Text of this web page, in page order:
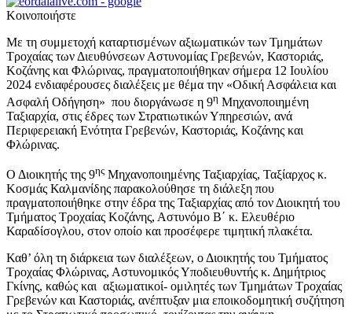
Κοινοποιήστε
Με τη συμμετοχή καταρτισμένων αξιωματικών των Τμημάτων
Τροχαίας των Διευθύνσεων Αστυνομίας Γρεβενών, Καστοριάς,
Κοζάνης και Φλώρινας, πραγματοποιήθηκαν σήμερα 12 Ιουλίου
2024 ενδιαφέρουσες διαλέξεις με θέμα την «Οδική Ασφάλεια και
Ασφαλή Οδήγηση» που διοργάνωσε η 9η Μηχανοποιημένη
Ταξιαρχία, στις έδρες των Στρατιωτικών Υπηρεσιών, ανά
Περιφερειακή Ενότητα Γρεβενών, Καστοριάς, Κοζάνης και
Φλώρινας.
Ο Διοικητής της 9ης Μηχανοποιημένης Ταξιαρχίας, Ταξίαρχος κ.
Κοσμάς Καλμανίδης παρακολούθησε τη διάλεξη που
πραγματοποιήθηκε στην έδρα της Ταξιαρχίας από τον Διοικητή του
Τμήματος Τροχαίας Κοζάνης, Αστυνόμο Β΄ κ. Ελευθέριο
Καραδίσογλου, στον οποίο και προσέφερε τιμητική πλακέτα.
Καθ’ όλη τη διάρκεια των διαλέξεων, ο Διοικητής του Τμήματος
Τροχαίας Φλώρινας, Αστυνομικός Υποδιευθυντής κ. Δημήτριος
Γκίνης, καθώς και αξιωματικοί- ομιλητές των Τμημάτων Τροχαίας
Γρεβενών και Καστοριάς, ανέπτυξαν μια εποικοδομητική συζήτηση